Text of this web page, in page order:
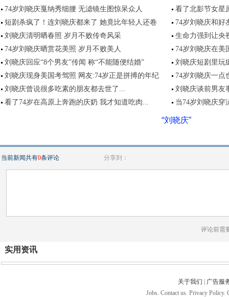
74岁刘晓庆戛纳秀细腰 无滤镜生图惊呆众人
看了北影节女星
短剧杀疯了！连刘晓庆都来了 她竟比年轻人还卷
74岁刘晓庆和好
刘晓庆清明晒春照 岁月不败传奇风采
生命力强到让央
74岁刘晓庆晒赏花美照 岁月不败美人
74岁刘晓庆在美
刘晓庆回应“8个男友”传闻 称“不能随便结婚”
刘晓庆短剧里玩
刘晓庆现身美国考驾照 网友:74岁正是拼搏的年纪
74岁刘晓庆一点
刘晓庆曾说很多吃素的朋友都去世了...
刘晓庆谈前男友
看了74岁在高原上奔跑的庆奶 我才知道吃肉...
当74岁刘晓庆穿
“刘晓庆”
当前新闻共有0条评论 分享到：
评论前需
实用资讯
关于我们
广告服
Jobs. Contact us. Privacy